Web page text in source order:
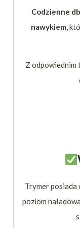
Codzienne
nawykiem,
Z odpowiednim
Trymer
poziom